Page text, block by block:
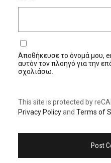
Αποθήκευσε το όνομά μου,
αυτόν τον πλοηγό για την
σχολιάσω.
This site is protected by
Privacy Policyand Terms of